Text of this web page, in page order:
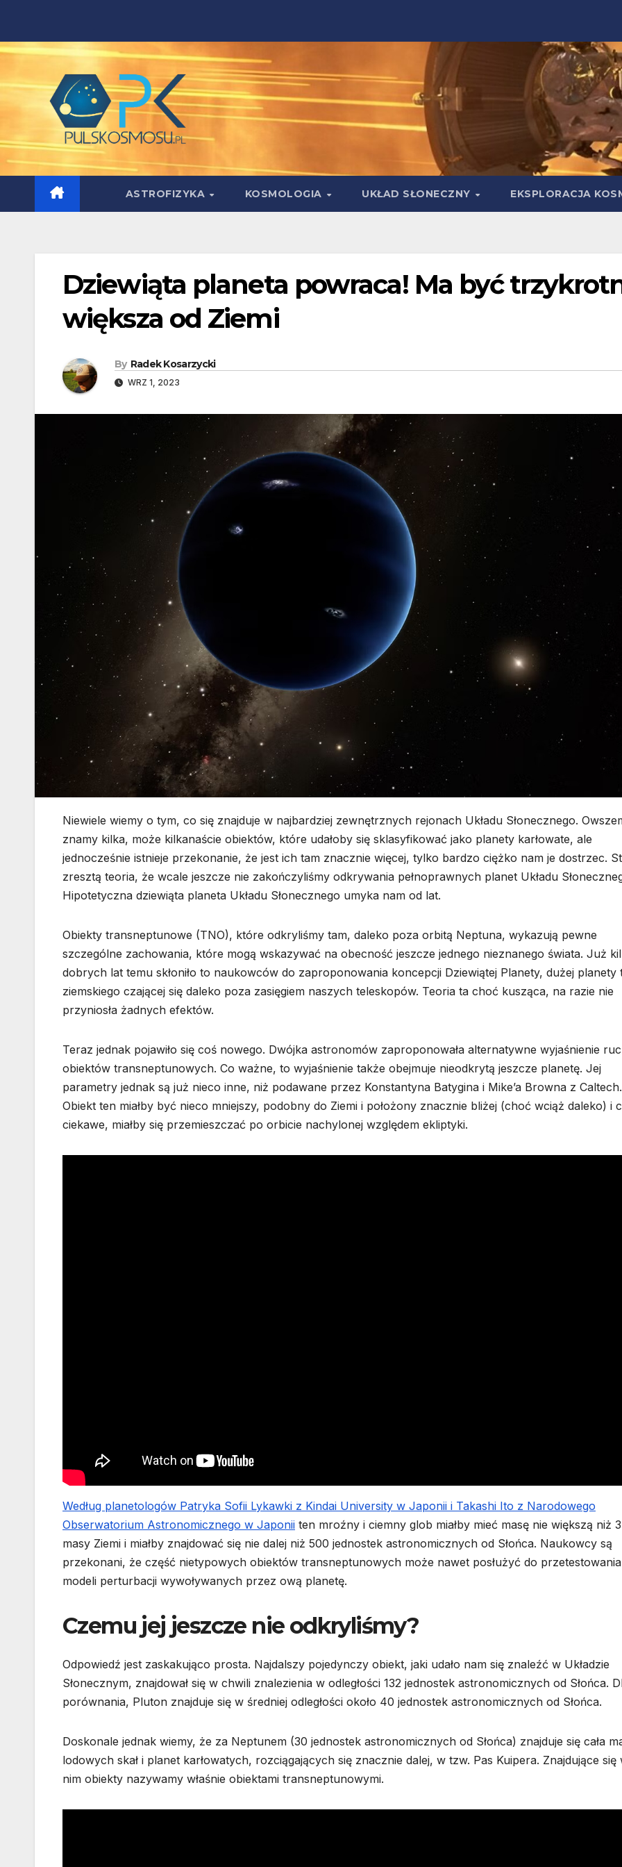
content
ASTROFIZYKA KOSMOLOGIA UKŁAD SŁONECZNY EKSPLORACJA
Dziewiąta planeta powraca! Ma być
większa od Ziemi
By Radek Kosarzycki
WRZ 1, 2023
Niewiele wiemy o tym, co się znajduje w najbardziej zewnętrznych rejonach Układu Słonecznego.
znamy kilka, może kilkanaście obiektów, które udałoby się sklasyfikować jako planety karłowate, ale
jednocześnie istnieje przekonanie, że jest ich tam znacznie więcej, tylko bardzo ciężko nam je dostrzec.
zresztą teoria, że wcale jeszcze nie zakończyliśmy odkrywania pełnoprawnych planet Układu
Hipotetyczna dziewiąta planeta Układu Słonecznego umyka nam od lat.
Obiekty transneptunowe (TNO), które odkryliśmy tam, daleko poza orbitą Neptuna, wykazują pewne
szczególne zachowania, które mogą wskazywać na obecność jeszcze jednego nieznanego świata. Już
dobrych lat temu skłoniło to naukowców do zaproponowania koncepcji Dziewiątej Planety, dużej planety
ziemskiego czającej się daleko poza zasięgiem naszych teleskopów. Teoria ta choć kusząca, na razie nie
przyniosła żadnych efektów.
Teraz jednak pojawiło się coś nowego. Dwójka astronomów zaproponowała alternatywne wyjaśnienie
obiektów transneptunowych. Co ważne, to wyjaśnienie także obejmuje nieodkrytą jeszcze planetę. Jej
parametry jednak są już nieco inne, niż podawane przez Konstantyna Batygina i Mike’a Browna z Caltech.
Obiekt ten miałby być nieco mniejszy, podobny do Ziemi i położony znacznie bliżej (choć wciąż daleko) i
ciekawe, miałby się przemieszczać po orbicie nachylonej względem ekliptyki.
Według planetologów Patryka Sofii Lykawki z Kindai University w Japonii i Takashi Ito z Narodowego
Obserwatorium Astronomicznego w Japonii ten mroźny i ciemny glob miałby mieć masę nie większą niż 3
masy Ziemi i miałby znajdować się nie dalej niż 500 jednostek astronomicznych od Słońca. Naukowcy są
przekonani, że część nietypowych obiektów transneptunowych może nawet posłużyć do przetestowania
modeli perturbacji wywoływanych przez ową planetę.
Czemu jej jeszcze nie odkryliśmy?
Odpowiedź jest zaskakująco prosta. Najdalszy pojedynczy obiekt, jaki udało nam się znaleźć w Układzie
Słonecznym, znajdował się w chwili znalezienia w odległości 132 jednostek astronomicznych od Słońca.
porównania, Pluton znajduje się w średniej odległości około 40 jednostek astronomicznych od Słońca.
Doskonale jednak wiemy, że za Neptunem (30 jednostek astronomicznych od Słońca) znajduje się cała
lodowych skał i planet karłowatych, rozciągających się znacznie dalej, w tzw. Pas Kuipera. Znajdujące się
nim obiekty nazywamy właśnie obiektami transneptunowymi.